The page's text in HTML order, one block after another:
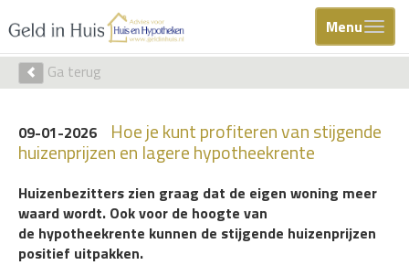
Menu
Ga terug
09-01-2026 Hoe je kunt profiteren van stijgende
huizenprijzen en lagere hypotheekrente
Huizenbezitters zien graag dat de eigen woning meer
waard wordt. Ook voor de hoogte van
de hypotheekrente kunnen de stijgende huizenprijzen
positief uitpakken.